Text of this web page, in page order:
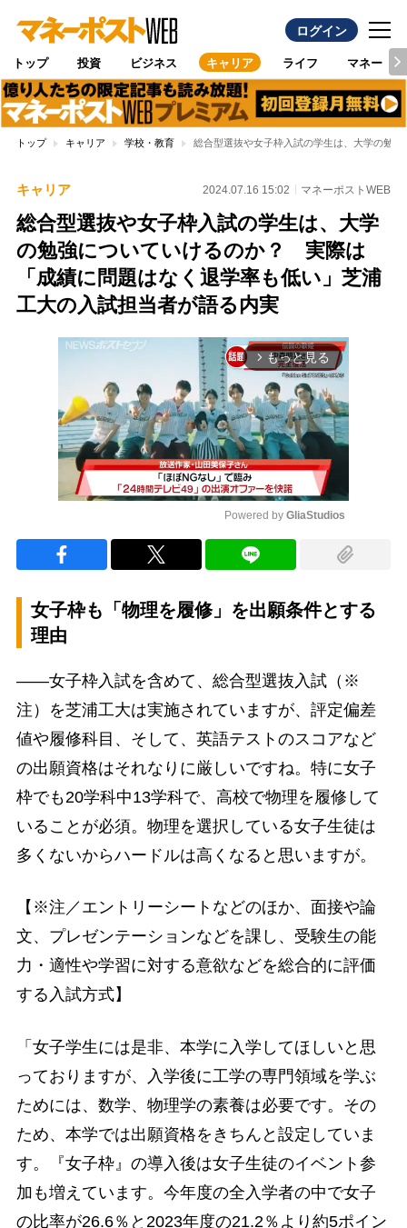
ログイン
トップ 投資 ビジネス キャリア ライフ マネー
トップ キャリア 学校・教育 総合型選抜や女子枠入試の学生は、大学の勉
キャリア 2024.07.16 15:02 マネーポストWEB
総合型選抜や女子枠入試の学生は、大学
の勉強についていけるのか？ 実際は
「成績に問題はなく退学率も低い」芝浦
工大の入試担当者が語る内実
arrow_forward_ios もっと見る
Powered by GliaStudios
女子枠も「物理を履修」を出願条件とする
理由
――女子枠入試を含めて、総合型選抜入試（※
注）を芝浦工大は実施されていますが、評定偏差
値や履修科目、そして、英語テストのスコアなど
の出願資格はそれなりに厳しいですね。特に女子
枠でも20学科中13学科で、高校で物理を履修して
いることが必須。物理を選択している女子生徒は
多くないからハードルは高くなると思いますが。
【※注／エントリーシートなどのほか、面接や論
文、プレゼンテーションなどを課し、受験生の能
力・適性や学習に対する意欲などを総合的に評価
する入試方式】
「女子学生には是非、本学に入学してほしいと思
っておりますが、入学後に工学の専門領域を学ぶ
ためには、数学、物理学の素養は必要です。その
ため、本学では出願資格をきちんと設定していま
す。『女子枠』の導入後は女子生徒のイベント参
加も増えています。今年度の全入学者の中で女子
の比率が26.6％と2023年度の21.2％より約5ポイン